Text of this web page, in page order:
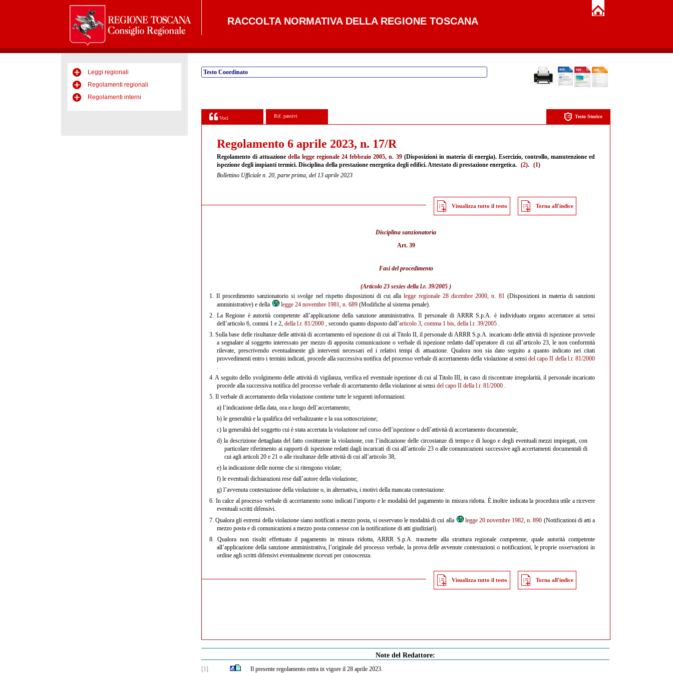
RACCOLTA NORMATIVA DELLA REGIONE TOSCANA
Leggi regionali
Regolamenti regionali
Regolamenti interni
Testo Coordinato
Voci Rif. passivi Testo Storico
Regolamento 6 aprile 2023, n. 17/R
Regolamento di attuazionedella legge regionale 24 febbraio 2005, n. 39(Disposizioni in materia di energia). Esercizio, controllo, manutenzione ed
ispezione degli impianti termici. Disciplina della prestazione energetica degli edifici. Attestato di prestazione energetica. (2). (1)
Bollettino Ufficiale n. 20, parte prima, del 13 aprile 2023
Visualizza tutto il testo Torna all'indice
Disciplina sanzionatoria
Art. 39
Fasi del procedimento
(Articolo 23 sexies della l.r. 39/2005 )
1. Il procedimento sanzionatorio si svolge nel rispetto disposizioni di cui allalegge regionale 28 dicembre 2000, n. 81(Disposizioni in materia di sanzioni
amministrative) e della
legge 24 novembre 1981, n. 689 (Modifiche al sistema penale).
2. La Regione è autorità competente all’applicazione della sanzione amministrativa. Il personale di ARRR S.p.A. è individuato organo accertatore ai sensi
dell’articolo 6, commi 1 e 2, della l.r. 81/2000 , secondo quanto disposto dall’articolo 3, comma 1 bis, della l.r. 39/2005 .
3. Sulla base delle risultanze delle attività di accertamento ed ispezione di cui al Titolo II, il personale di ARRR S.p.A. incaricato delle attività di ispezione provvede
a segnalare al soggetto interessato per mezzo di apposita comunicazione o verbale di ispezione redatto dall’operatore di cui all’articolo 23, le non conformità
rilevate, prescrivendo eventualmente gli interventi necessari ed i relativi tempi di attuazione. Qualora non sia dato seguito a quanto indicato nei citati
provvedimenti entro i termini indicati, procede alla successiva notifica del processo verbale di accertamento della violazione ai sensidel capo II della l.r. 81/2000
.
4. A seguito dello svolgimento delle attività di vigilanza, verifica ed eventuale ispezione di cui al Titolo III, in caso di riscontrate irregolarità, il personale incaricato
procede alla successiva notifica del processo verbale di accertamento della violazione ai sensi del capo II della l.r. 81/2000 .
5. Il verbale di accertamento della violazione contiene tutte le seguenti informazioni:
a) l’indicazione della data, ora e luogo dell’accertamento;
b) le generalità e la qualifica del verbalizzante e la sua sottoscrizione;
c) la generalità del soggetto cui è stata accertata la violazione nel corso dell’ispezione o dell’attività di accertamento documentale;
d) la descrizione dettagliata del fatto costituente la violazione, con l’indicazione delle circostanze di tempo e di luogo e degli eventuali mezzi impiegati, con
particolare riferimento ai rapporti di ispezione redatti dagli incaricati di cui all’articolo 23 o alle comunicazioni successive agli accertamenti documentali di
cui agli articoli 20 e 21 o alle risultanze delle attività di cui all’articolo 38;
e) la indicazione delle norme che si ritengono violate;
f) le eventuali dichiarazioni rese dall’autore della violazione;
g) l’avvenuta contestazione della violazione o, in alternativa, i motivi della mancata contestazione.
6. In calce al processo verbale di accertamento sono indicati l’importo e le modalità del pagamento in misura ridotta. È inoltre indicata la procedura utile a ricevere
eventuali scritti difensivi.
7. Qualora gli estremi della violazione siano notificati a mezzo posta, si osservano le modalità di cui alla legge 20 novembre 1982, n. 890 (Notificazioni di atti a
mezzo posta e di comunicazioni a mezzo posta connesse con la notificazione di atti giudiziari).
8. Qualora non risulti effettuato il pagamento in misura ridotta, ARRR S.p.A. trasmette alla struttura regionale competente, quale autorità competente
all’applicazione della sanzione amministrativa, l’originale del processo verbale, la prova delle avvenute contestazioni o notificazioni, le proprie osservazioni in
ordine agli scritti difensivi eventualmente ricevuti per conoscenza.
Visualizza tutto il testo Torna all'indice
Note del Redattore:
[1] Il presente regolamento entra in vigore il 28 aprile 2023.